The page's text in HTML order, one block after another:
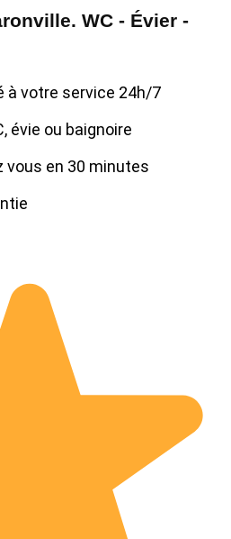
WC - Évier -
à votre service 24h/7
évie ou baignoire
vous en 30 minutes